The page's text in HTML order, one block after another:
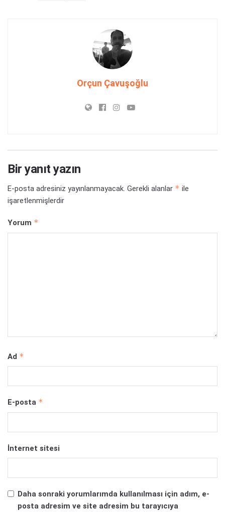
Orçun Çavuşoğlu
Bir yanıt yazın
E-posta adresiniz yayınlanmayacak. Gerekli alanlar * ile
işaretlenmişlerdir
Yorum *
Ad *
E-posta *
İnternet sitesi
Daha sonraki yorumlarımda kullanılması için adım, e-
posta adresim ve site adresim bu tarayıcıya